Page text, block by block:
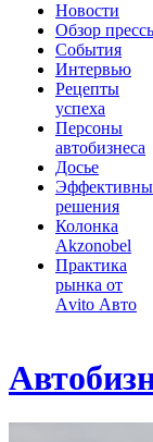
Новости
Обзор
События
Интервью
Рецепты
успеха
Персоны
автобизнеса
Досье
решения
Колонка
Akzonobel
Практика
рынка от
Аvito Авто